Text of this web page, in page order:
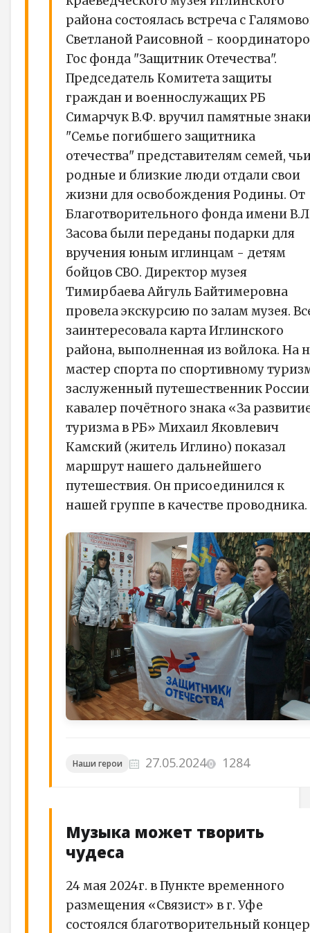
района состоялась встреча с
Светланой Раисовной -
Гос фонда "Защитник Отечества".
Председатель Комитета защиты
граждан и военнослужащих РБ
Симарчук В.Ф. вручил памятные
"Семье погибшего защитника
отечества" представителям семей,
родные и близкие люди отдали свои
жизни для освобождения Родины. От
Благотворительного фонда имени
Засова были переданы подарки для
вручения юным иглинцам - детям
бойцов СВО. Директор музея
Тимирбаева Айгуль Байтимеровна
провела экскурсию по залам музея.
заинтересовала карта Иглинского
района, выполненная из войлока. На
мастер спорта по спортивному
заслуженный путешественник
кавалер почётного знака «За
туризма в РБ» Михаил Яковлевич
Камский (житель Иглино) показал
маршрут нашего дальнейшего
путешествия. Он присоединился к
нашей группе в качестве проводника.
Наши герои 27.05.2024 1284
Музыка может творить
чудеса
24 мая 2024г. в Пункте временного
размещения «Связист» в г. Уфе
состоялся благотворительный